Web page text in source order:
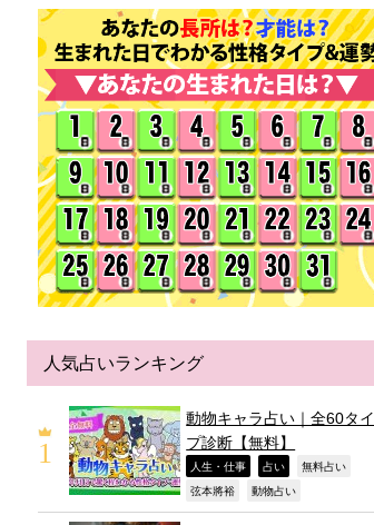
人気占いランキング
動物キャラ占い｜全60タイ
プ診断【無料】
人生・仕事 占い 無料占い
弦本將裕 動物占い